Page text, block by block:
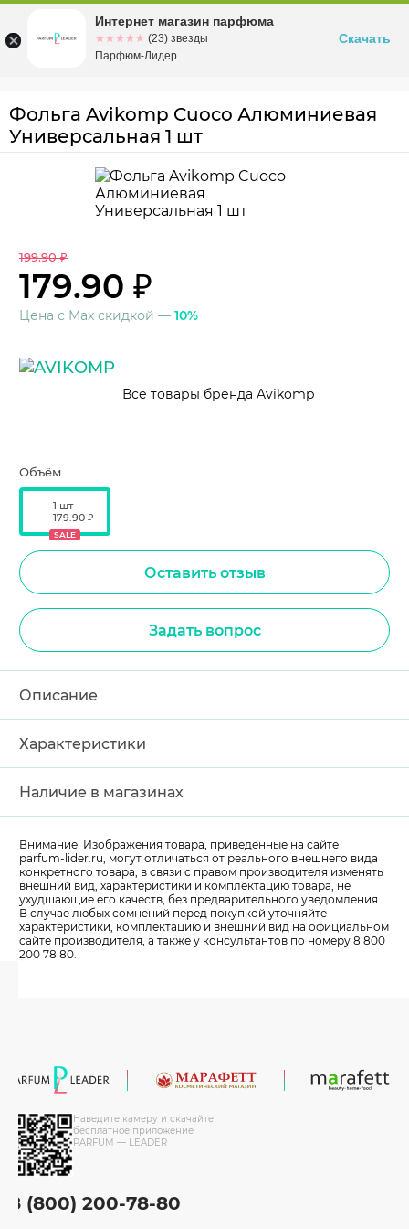
Омскул. Заозерная, 11, к. 1
Фольга Avikomp Cuoco Алюминиевая
Универсальная 1 шт
199.90 ₽
179.90 ₽
Цена с Max скидкой — 10%
Все товары бренда Avikomp
Объём
1 шт
179.90 ₽
SALE
Оставить отзыв
Задать вопрос
Описание
Характеристики
Наличие в магазинах
Внимание! Изображения товара, приведенные на сайте
parfum-lider.ru, могут отличаться от реального внешнего вида
конкретного товара, в связи с правом производителя изменять
внешний вид, характеристики и комплектацию товара, не
ухудшающие его качеств, без предварительного уведомления.
В случае любых сомнений перед покупкой уточняйте
характеристики, комплектацию и внешний вид на официальном
сайте производителя, а также у консультантов по номеру 8 800
200 78 80.
Наведите камеру и скачайте
бесплатное приложение
PARFUM — LEADER
8 (800) 200-78-80
Интернет магазин парфюма
☆☆☆☆☆
★★★★★ (23) звезды
Парфюм-Лидер
Скачать